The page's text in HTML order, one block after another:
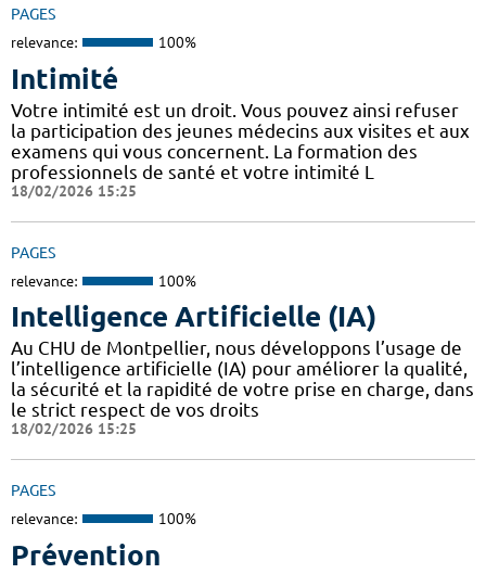
PAGES
relevance: 100%
Intimité
Votre intimité est un droit. Vous pouvez ainsi refuser
la participation des jeunes médecins aux visites et aux
examens qui vous concernent. La formation des
professionnels de santé et votre intimité L
18/02/2026 15:25
PAGES
relevance: 100%
Intelligence Artificielle (IA)
Au CHU de Montpellier, nous développons l’usage de
l’intelligence artificielle (IA) pour améliorer la qualité,
la sécurité et la rapidité de votre prise en charge, dans
le strict respect de vos droits
18/02/2026 15:25
PAGES
relevance: 100%
Prévention